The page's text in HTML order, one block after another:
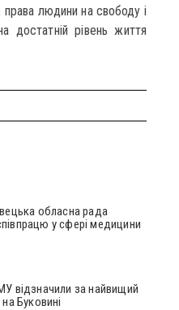
права людини на свободу і
достатній рівень життя
обласна рада
у сфері медицини
відзначили за найвищий
Буковині